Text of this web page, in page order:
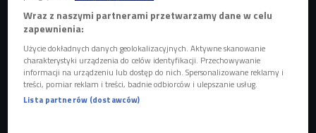
- Ja myślę, że sneakerhead to po prostu osoba, która
pasjonuje się butami, zbiera je, ma dużą wiedze o niech i
dużą kolekcję, ale przede wszystkim chodzi o dużą wiedzę
- mówi reżyser obrazu Dawid Wawrzyszyn, do który
scenariusz napisał wspólnie z Maciejem Ślęzakiem i
Maciejem Kerszenem.
Wraz z naszymi partnerami przetwarzamy dane w celu
zapewnienia:
Użycie dokładnych danych geolokalizacyjnych. Aktywne skanowanie
charakterystyki urządzenia do celów identyfikacji. Przechowywanie
informacji na urządzeniu lub dostęp do nich. Spersonalizowane reklamy i
treści, pomiar reklam i treści, badnie odbiorców i ulepszanie usług.
Lista partnerów (dostawców)